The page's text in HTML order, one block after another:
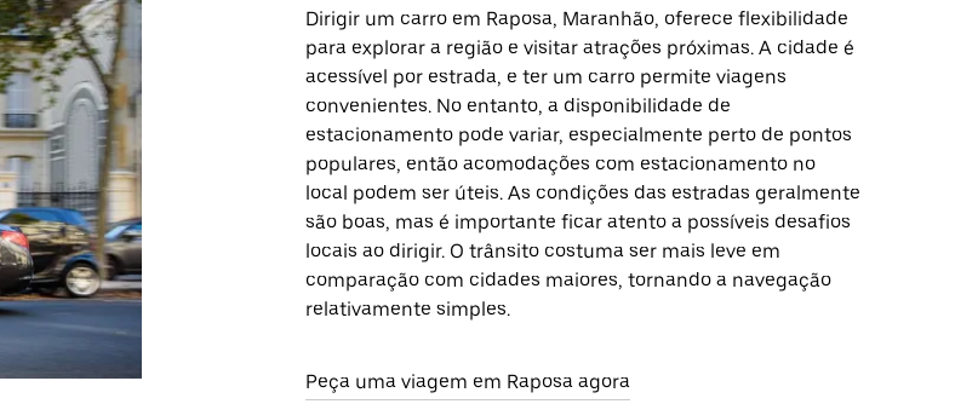
Dirigir um carro em Raposa, Maranhão, oferece flexibilidade
para explorar a região e visitar atrações próximas. A cidade é
acessível por estrada, e ter um carro permite viagens
convenientes. No entanto, a disponibilidade de
estacionamento pode variar, especialmente perto de pontos
populares, então acomodações com estacionamento no
local podem ser úteis. As condições das estradas geralmente
são boas, mas é importante ficar atento a possíveis desafios
locais ao dirigir. O trânsito costuma ser mais leve em
comparação com cidades maiores, tornando a navegação
relativamente simples.
Peça uma viagem em Raposa agora